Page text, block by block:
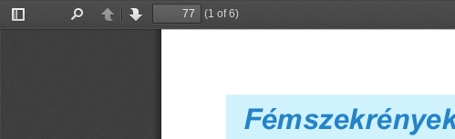
Toggle
PreviousNext
(1 of 6)